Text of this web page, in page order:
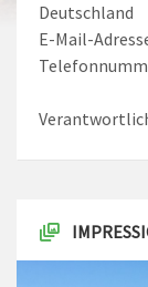
Deutschland
E-Mail-